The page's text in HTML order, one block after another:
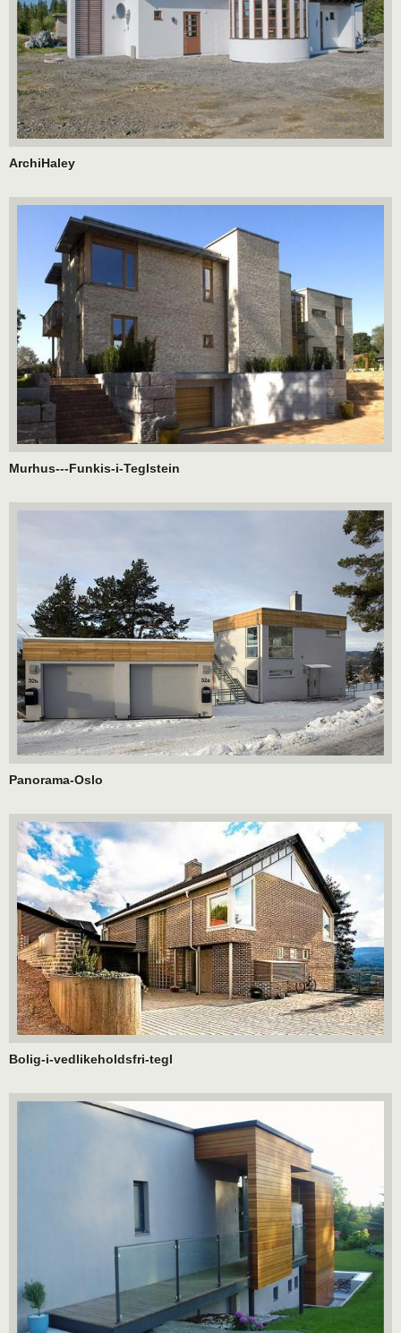
ArchiHaley
Murhus---Funkis-i-Teglstein
Panorama-Oslo
Bolig-i-vedlikeholdsfri-tegl